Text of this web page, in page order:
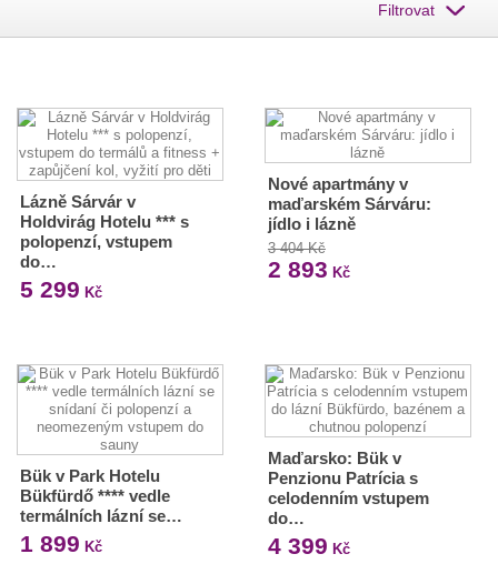
Filtrovat
Lázně Sárvár v
Holdvirág Hotelu *** s
polopenzí, vstupem
do…
5 299 Kč
Nové apartmány v
maďarském Sárváru:
jídlo i lázně
3 404 Kč
2 893 Kč
Bük v Park Hotelu
Bükfürdő **** vedle
termálních lázní se…
1 899 Kč
Maďarsko: Bük v
Penzionu Patrícia s
celodenním vstupem
do…
4 399 Kč